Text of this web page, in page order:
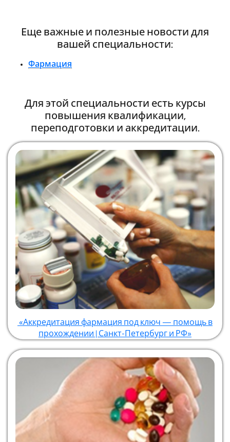
Еще важные и полезные новости для
вашей специальности:
Фармация
Для этой специальности есть курсы
повышения квалификации,
переподготовки и аккредитации.
«Аккредитация фармация под ключ — помощь в
прохождении | Санкт-Петербург и РФ»